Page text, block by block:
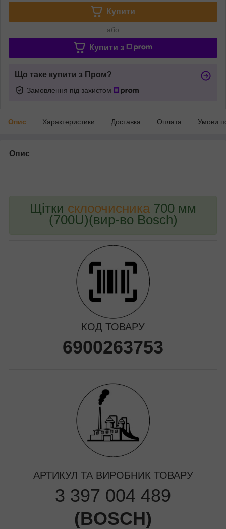
Купити
або
Купити з
Що таке купити з Пром?
Замовлення під захистом
Опис Характеристики Доставка Оплата Умови
Опис
Щітки склоочисника 700 мм
(700U)(вир-во Bosch)
КОД ТОВАРУ
6900263753
АРТИКУЛ ТА ВИРОБНИК ТОВАРУ
3 397 004 489
(BOSCH)